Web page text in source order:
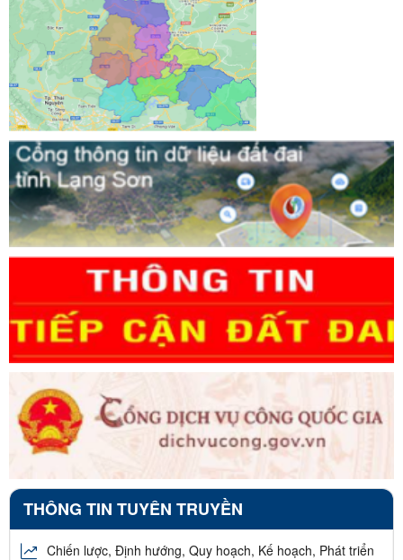
THÔNG TIN TUYÊN TRUYỀN
Chiến lược, Định hướng, Quy hoạch, Kế hoạch, Phát triển